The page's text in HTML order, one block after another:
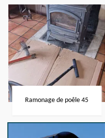
Ramonage de poêle 45